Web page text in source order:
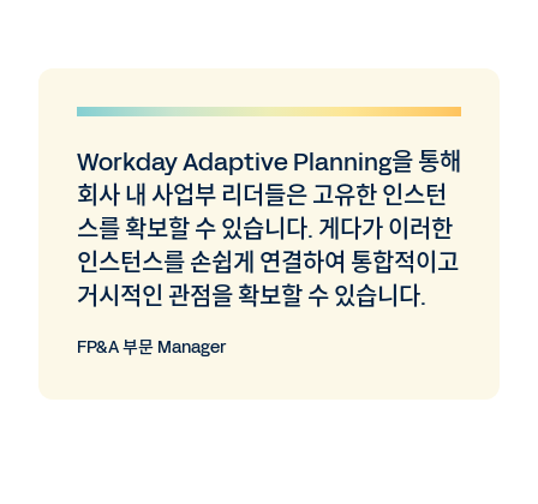
Workday Adaptive Planning을 통해
회사 내 사업부 리더들은 고유한 인스턴
스를 확보할 수 있습니다. 게다가 이러한
인스턴스를 손쉽게 연결하여 통합적이고
거시적인 관점을 확보할 수 있습니다.
FP&A 부문 Manager